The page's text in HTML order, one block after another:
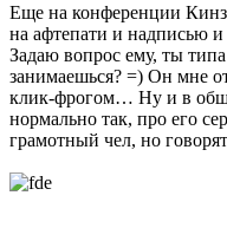
Еще на конференции
на афтепати и надписью
Задаю вопрос ему, ты
занимаешься? =) Он мне
клик-фрогом… Ну и в
нормально так, про его
грамотный чел, но